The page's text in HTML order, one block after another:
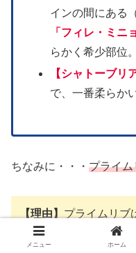
インの間にある
「フィレ・ミニ
らかく希少部位。
【シャトーブリ
で、一番柔らか
ちなみに・・・ プライム
【理由】プライムリブ
が「低温でじっくり焼
メニュー ホーム